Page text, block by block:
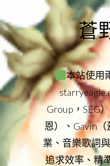
to
content
蒼
本站使用
Group，SEG
恩）、Gavin（
業、音樂歌詞與
追求效率、精